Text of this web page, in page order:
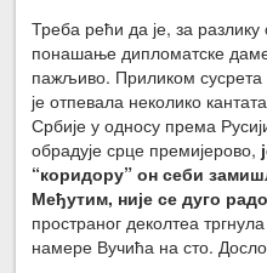
Треба рећи да је, за разлику
понашање дипломатске
пажљиво. Приликом
је отпевала неколико
Србије у односу према
обрадује срце премијерово,
“коридору” он себи
Међутим, није се дуго
пространог деколтеа
намере Вучића на сто.